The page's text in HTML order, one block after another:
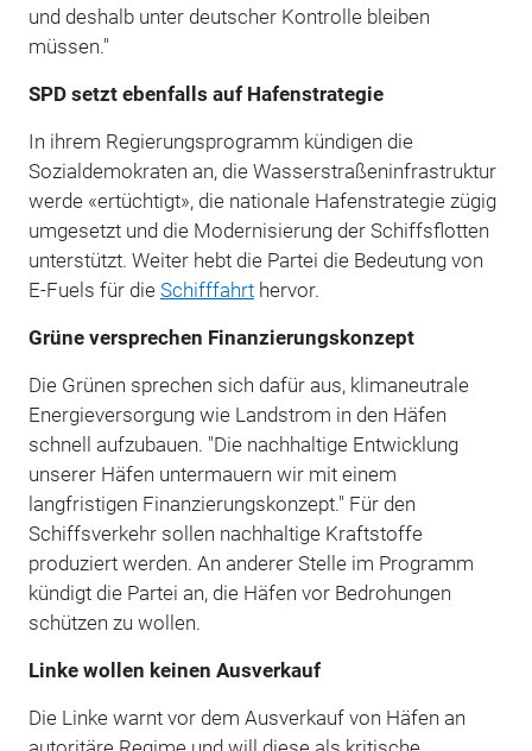
und deshalb unter deutscher Kontrolle bleiben
müssen."
SPD setzt ebenfalls auf Hafenstrategie
In ihrem Regierungsprogramm kündigen die
Sozialdemokraten an, die Wasserstraßeninfrastruktur
werde «ertüchtigt», die nationale Hafenstrategie zügig
umgesetzt und die Modernisierung der Schiffsflotten
unterstützt. Weiter hebt die Partei die Bedeutung von
E-Fuels für die Schifffahrthervor.
Grüne versprechen Finanzierungskonzept
Die Grünen sprechen sich dafür aus, klimaneutrale
Energieversorgung wie Landstrom in den Häfen
schnell aufzubauen. "Die nachhaltige Entwicklung
unserer Häfen untermauern wir mit einem
langfristigen Finanzierungskonzept." Für den
Schiffsverkehr sollen nachhaltige Kraftstoffe
produziert werden. An anderer Stelle im Programm
kündigt die Partei an, die Häfen vor Bedrohungen
schützen zu wollen.
Linke wollen keinen Ausverkauf
Die Linke warnt vor dem Ausverkauf von Häfen an